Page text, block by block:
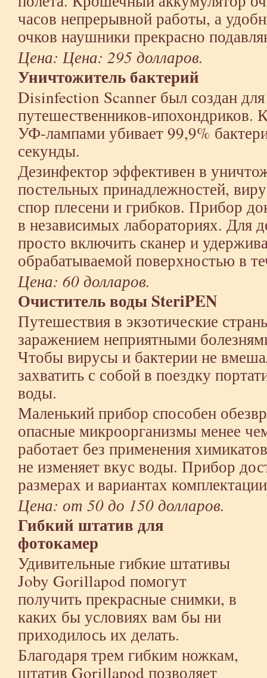
часов непрерывной работы, а
очков наушники прекрасно
Цена: Цена: 295 долларов.
Уничтожитель бактерий
Disinfection Scanner был создан
путешественников-ипохондриков.
УФ-лампами убивает 99,9%
секунды.
Дезинфектор эффективен в
постельных принадлежностей,
спор плесени и грибков. Прибор
в независимых лабораториях. Для
просто включить сканер и
обрабатываемой поверхностью в
Цена: 60 долларов.
Очиститель воды SteriPEN
Путешествия в экзотические
заражением неприятными
Чтобы вирусы и бактерии не
захватить с собой в поездку
воды.
Маленький прибор способен
опасные микроорганизмы менее
работает без применения
не изменяет вкус воды. Прибор
размерах и вариантах
Цена: от 50 до 150 долларов.
Гибкий штатив для
фотокамер
Удивительные гибкие штативы
Joby Gorillapod помогут
получить прекрасные снимки, в
каких бы условиях вам бы ни
приходилось их делать.
Благодаря трем гибким ножкам,
штатив Gorillapod позволяет